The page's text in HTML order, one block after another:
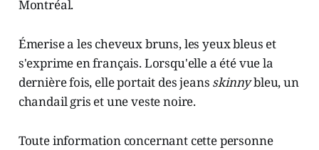
Montréal.
Émerise a les cheveux bruns, les yeux bleus et
s'exprime en français. Lorsqu'elle a été vue la
dernière fois, elle portait des jeans skinnybleu, un
chandail gris et une veste noire.
Toute information concernant cette personne